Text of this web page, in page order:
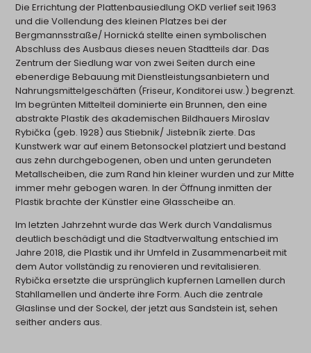
Die Errichtung der Plattenbausiedlung OKD verlief seit 1963
und die Vollendung des kleinen Platzes bei der
Bergmannsstraße/ Hornická stellte einen symbolischen
Abschluss des Ausbaus dieses neuen Stadtteils dar. Das
Zentrum der Siedlung war von zwei Seiten durch eine
ebenerdige Bebauung mit Dienstleistungsanbietern und
Nahrungsmittelgeschäften (Friseur, Konditorei usw.) begrenzt.
Im begrünten Mittelteil dominierte ein Brunnen, den eine
abstrakte Plastik des akademischen Bildhauers Miroslav
Rybička (geb. 1928) aus Stiebnik/ Jistebník zierte. Das
Kunstwerk war auf einem Betonsockel platziert und bestand
aus zehn durchgebogenen, oben und unten gerundeten
Metallscheiben, die zum Rand hin kleiner wurden und zur Mitte
immer mehr gebogen waren. In der Öffnung inmitten der
Plastik brachte der Künstler eine Glasscheibe an.
Im letzten Jahrzehnt wurde das Werk durch Vandalismus
deutlich beschädigt und die Stadtverwaltung entschied im
Jahre 2018, die Plastik und ihr Umfeld in Zusammenarbeit mit
dem Autor vollständig zu renovieren und revitalisieren.
Rybička ersetzte die ursprünglich kupfernen Lamellen durch
Stahllamellen und änderte ihre Form. Auch die zentrale
Glaslinse und der Sockel, der jetzt aus Sandstein ist, sehen
seither anders aus.